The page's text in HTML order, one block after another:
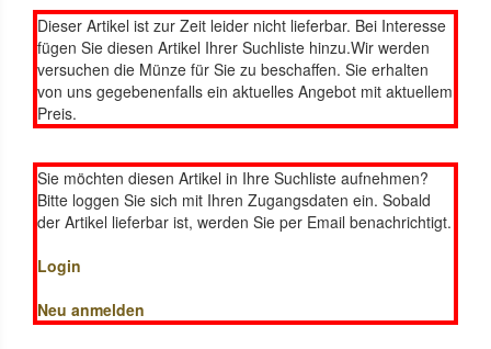
Dieser Artikel ist zur Zeit leider nicht lieferbar. Bei Interesse
fügen Sie diesen Artikel Ihrer Suchliste hinzu.Wir werden
versuchen die Münze für Sie zu beschaffen. Sie erhalten
von uns gegebenenfalls ein aktuelles Angebot mit aktuellem
Preis.
Sie möchten diesen Artikel in Ihre Suchliste aufnehmen?
Bitte loggen Sie sich mit Ihren Zugangsdaten ein. Sobald
der Artikel lieferbar ist, werden Sie per Email benachrichtigt.
Login
Neu anmelden